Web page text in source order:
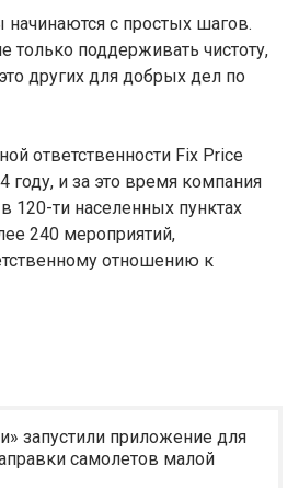
с простых шагов.
только поддерживать чистоту,
других для добрых дел по
ответственности Fix Price
году, и за это время компания
120-ти населенных пунктах
240 мероприятий,
отношению к
запустили приложение для
самолетов малой